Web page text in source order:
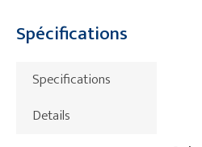
Spécifications
Specifications
Details